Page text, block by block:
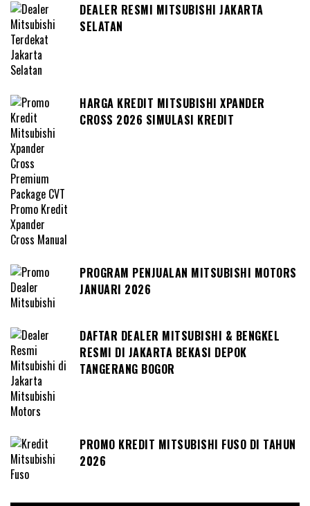
DEALER RESMI MITSUBISHI JAKARTA
SELATAN
HARGA KREDIT MITSUBISHI XPANDER
CROSS 2026 SIMULASI KREDIT
PROGRAM PENJUALAN MITSUBISHI MOTORS
JANUARI 2026
DAFTAR DEALER MITSUBISHI & BENGKEL
RESMI DI JAKARTA BEKASI DEPOK
TANGERANG BOGOR
PROMO KREDIT MITSUBISHI FUSO DI TAHUN
2026